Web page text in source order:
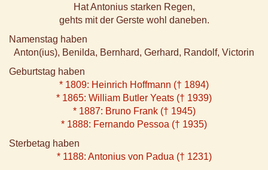
Hat Antonius starken Regen,
gehts mit der Gerste wohl daneben.
Namenstag haben
Anton(ius), Benilda, Bernhard, Gerhard, Randolf, Victorin
Geburtstag haben
* 1809: Heinrich Hoffmann († 1894)
* 1865: William Butler Yeats († 1939)
* 1887: Bruno Frank († 1945)
* 1888: Fernando Pessoa († 1935)
Sterbetag haben
* 1188: Antonius von Padua († 1231)